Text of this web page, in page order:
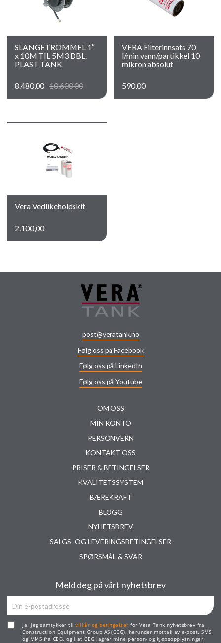
SLANGETROMMEL 1″
x 10M TIL 5M3 DBL.
PLAST TANK
8.480,00 10.600,00
VERA Filterinnsats 70
l/min vann/partikkel 10
mikron absolut
590,00
Vera Vedlikeholdskit
2.100,00
post@veratank.no
Følg oss på Facebook
Følg oss på LinkedIn
Følg oss på Youtube
OM OSS
MIN KONTO
PERSONVERN
KONTAKT OSS
PRISER & BETINGELSER
KVALITETSSYSTEM
BÆREKRAFT
BLOGG
NYHETSBREV
SALGS- OG LEVERINGSBETINGELSER
SPØRSMÅL & SVAR
Meld deg på vårt nyhetsbrev
Ja, jeg samtykker til vilkår og betingelser for Vera Tank nyhetsbrev fra
Construction Equipment Group AS (CEG), herunder mottak av e-post, SMS
og MMS fra CEG, og i at CEG lagrer mine person- og kjøpsopplysninger.